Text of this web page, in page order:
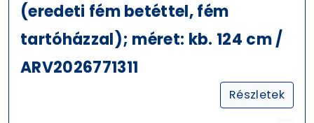
(eredeti fém betéttel, fém
tartóházzal); méret: kb. 124 cm /
ARV2026771311
Részletek